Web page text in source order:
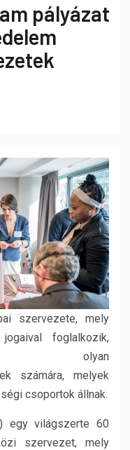
pályázat
szervezete, mely
foglalkozik,
olyan
számára, melyek
csoportok állnak.
egy világszerte 60
szervezet, mely